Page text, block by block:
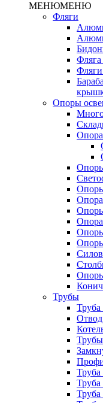
МЕНЮМЕНЮ
Фляги
Фляга
Фляги
Опоры
Опора
Трубы
Труба
Труба
Труба